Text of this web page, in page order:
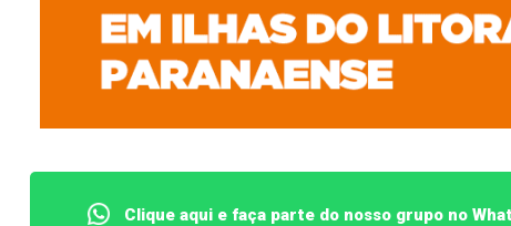
Clique aqui e faça parte do nosso grupo no